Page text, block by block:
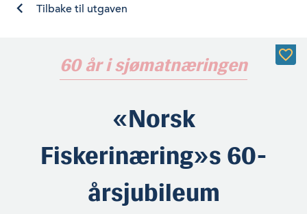
Tilbake til utgaven
60 år i sjømatnæringen
«Norsk
Fiskerinæring»s 60-
årsjubileum